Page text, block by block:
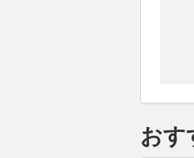
おす